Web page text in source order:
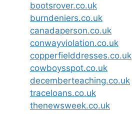
bootsrover.co.uk
burndeniers.co.uk
canadaperson.co.uk
conwayviolation.co.uk
copperfielddresses.co.uk
cowboysspot.co.uk
decemberteaching.co.uk
traceloans.co.uk
thenewsweek.co.uk